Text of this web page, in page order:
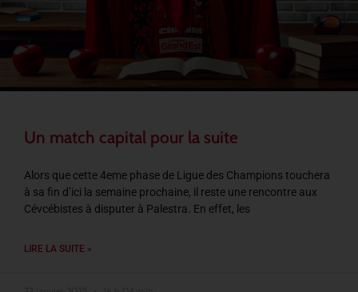
Un match capital pour la suite
Alors que cette 4eme phase de Ligue des Champions touchera
à sa fin d’ici la semaine prochaine, il reste une rencontre aux
Cévcébistes à disputer à Palestra. En effet, les
LIRE LA SUITE »